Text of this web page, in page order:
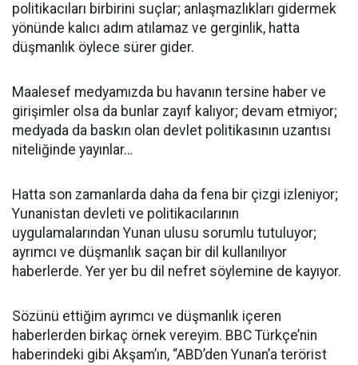
politikacıları birbirini suçlar; anlaşmazlıkları gidermek
yönünde kalıcı adım atılamaz ve gerginlik, hatta
düşmanlık öylece sürer gider.
Maalesef medyamızda bu havanın tersine haber ve
girişimler olsa da bunlar zayıf kalıyor; devam etmiyor;
medyada da baskın olan devlet politikasının uzantısı
niteliğinde yayınlar…
Hatta son zamanlarda daha da fena bir çizgi izleniyor;
Yunanistan devleti ve politikacılarının
uygulamalarından Yunan ulusu sorumlu tutuluyor;
ayrımcı ve düşmanlık saçan bir dil kullanılıyor
haberlerde. Yer yer bu dil nefret söylemine de kayıyor.
Sözünü ettiğim ayrımcı ve düşmanlık içeren
haberlerden birkaç örnek vereyim. BBC Türkçe’nin
haberindeki gibi Akşam’ın, “ABD’den Yunan’a terörist